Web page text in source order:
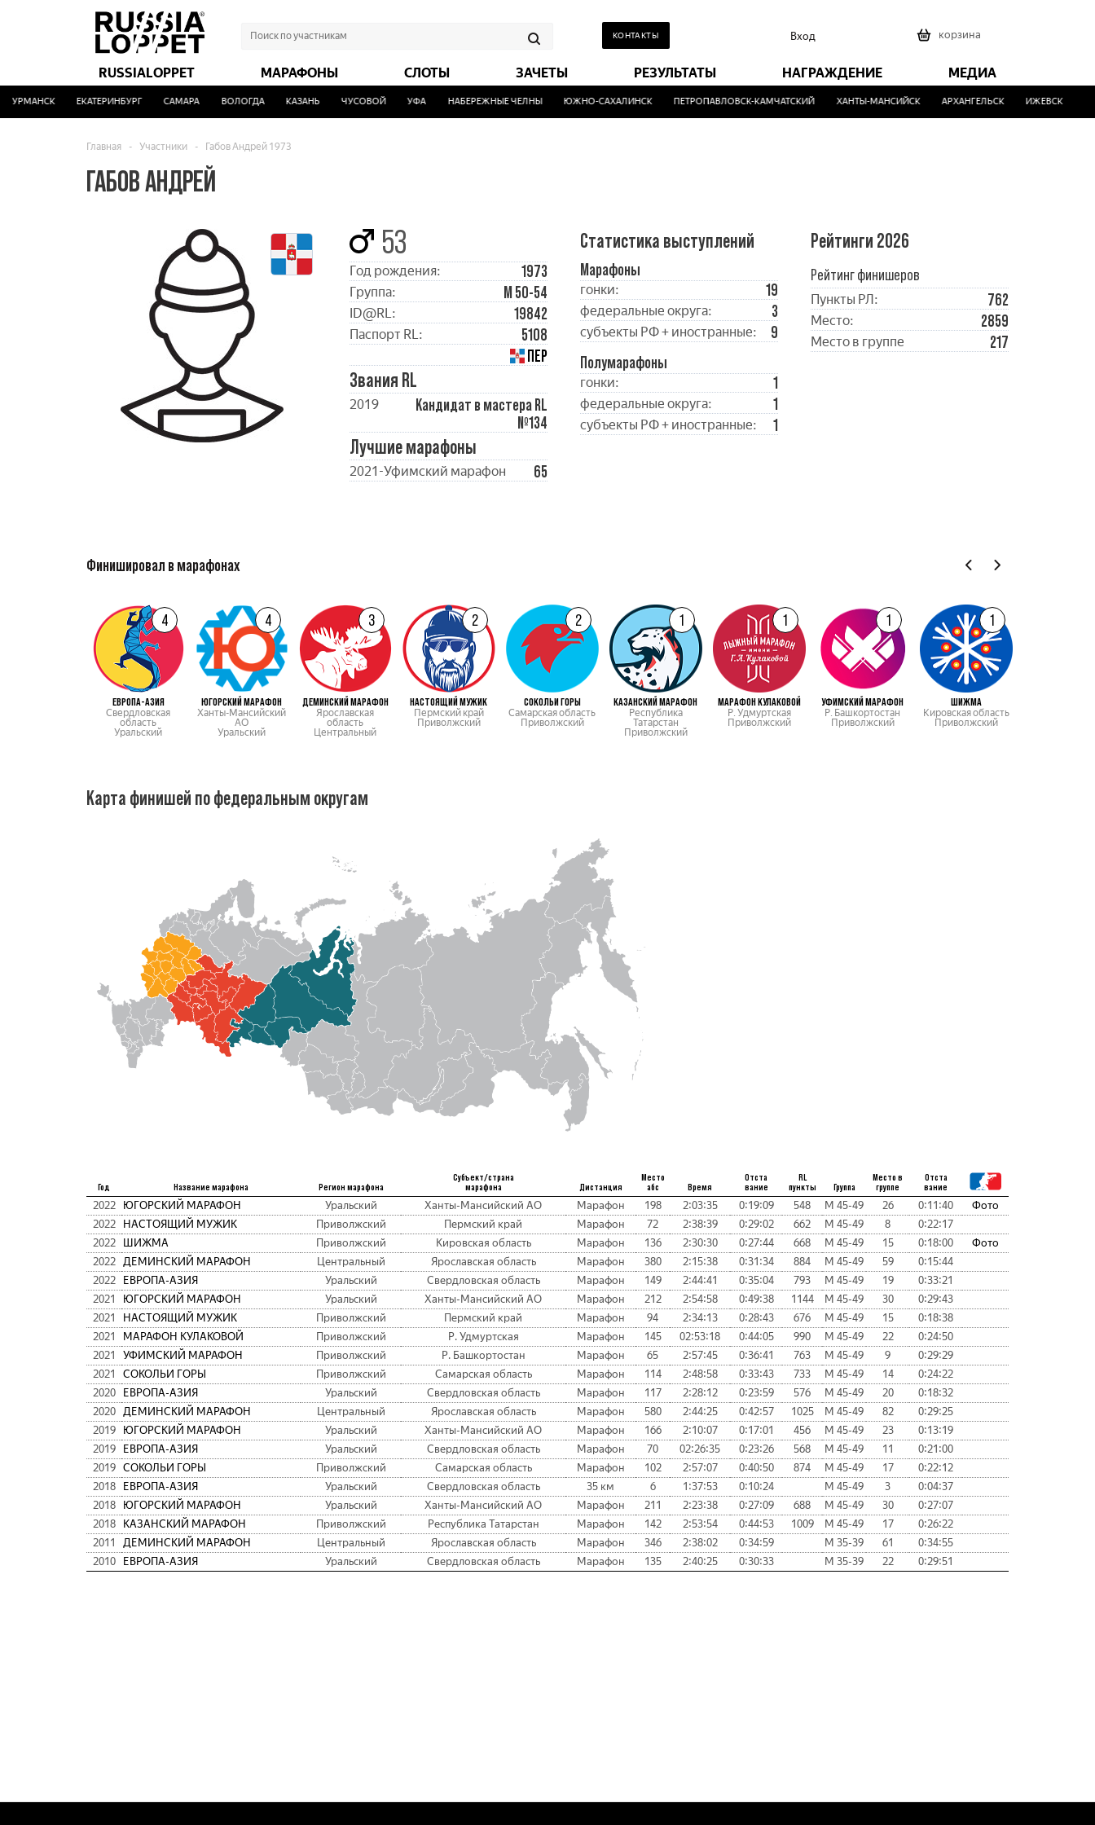
КОНТАКТЫ Вход корзина
RUSSIALOPPET МАРАФОНЫ СЛОТЫ ЗАЧЕТЫ РЕЗУЛЬТАТЫ НАГРАЖДЕНИЕ МЕДИА
ЕКАТЕРИНБУРГ САМАРА ВОЛОГДА КАЗАНЬ ЧУСОВОЙ УФА НАБЕРЕЖНЫЕ ЧЕЛНЫ ЮЖНО-САХАЛИНСК ПЕТРОПАВЛОВСК-КАМЧАТСКИЙ ХАНТЫ-МАНСИЙСК АРХАНГЕЛЬСК ИЖЕВСК
Главная - Участники - Габов Андрей 1973
ГАБОВ АНДРЕЙ
53
Год рождения: 1973
Группа: М 50-54
ID@RL: 19842
Паспорт RL:
5108
ПЕР
Звания RL
2019
Кандидат в мастера RL
№134
Лучшие марафоны
2021-Уфимский марафон 65
Статистика выступлений
Марафоны
гонки: 19
федеральные округа: 3
субъекты РФ + иностранные:
9
Полумарафоны
гонки: 1
федеральные округа: 1
субъекты РФ + иностранные: 1
Рейтинги 2026
Рейтинг финишеров
Пункты РЛ: 762
Место: 2859
Место в группе 217
Финишировал в марафонах
4
ЕВРОПА-АЗИЯ
Свердловская
область
Уральский
4
ЮГОРСКИЙ МАРАФОН
Ханты-Мансийский
АО
Уральский
3
ДЕМИНСКИЙ МАРАФОН
Ярославская
область
Центральный
2
НАСТОЯЩИЙ МУЖИК
Пермский край
Приволжский
2
СОКОЛЬИ ГОРЫ
Самарская область
Приволжский
1
КАЗАНСКИЙ МАРАФОН
Республика
Татарстан
Приволжский
1
МАРАФОН КУЛАКОВОЙ
Р. Удмуртская
Приволжский
1
УФИМСКИЙ МАРАФОН
Р. Башкортостан
Приволжский
1
ШИЖМА
Кировская область
Приволжский
Карта финишей по федеральным округам
Год Название марафона Регион марафона
Субъект/страна
марафона
Дистанция
Место
абс
Время
Отста
вание
RL
пункты
Группа
Место в
группе
Отста
вание
2022 ЮГОРСКИЙ МАРАФОН Уральский Ханты-Мансийский АО Марафон 198 2:03:35 0:19:09 548 М 45-49 26 0:11:40
Фото
2022
НАСТОЯЩИЙ МУЖИК Приволжский Пермский край Марафон 72 2:38:39 0:29:02 662 М 45-49 8
0:22:17
2022
ШИЖМА Приволжский Кировская область Марафон 136 2:30:30 0:27:44 668 М 45-49 15 0:18:00
Фото
2022
ДЕМИНСКИЙ МАРАФОН Центральный Ярославская область Марафон 380 2:15:38 0:31:34 884 М 45-49 59
0:15:44
2022
ЕВРОПА-АЗИЯ Уральский Свердловская область Марафон 149 2:44:41 0:35:04 793 М 45-49 19
0:33:21
2021
ЮГОРСКИЙ МАРАФОН Уральский Ханты-Мансийский АО Марафон 212 2:54:58 0:49:38 1144 М 45-49 30
0:29:43
2021
НАСТОЯЩИЙ МУЖИК Приволжский Пермский край Марафон 94 2:34:13 0:28:43 676 М 45-49 15
0:18:38
2021
МАРАФОН КУЛАКОВОЙ Приволжский Р. Удмуртская Марафон 145 02:53:18 0:44:05 990 М 45-49 22
0:24:50
2021
УФИМСКИЙ МАРАФОН Приволжский Р. Башкортостан Марафон 65 2:57:45 0:36:41 763 М 45-49 9
0:29:29
2021
СОКОЛЬИ ГОРЫ Приволжский Самарская область Марафон 114 2:48:58 0:33:43 733 М 45-49 14
0:24:22
2020
ЕВРОПА-АЗИЯ Уральский Свердловская область Марафон 117 2:28:12 0:23:59 576 М 45-49 20
0:18:32
2020
ДЕМИНСКИЙ МАРАФОН Центральный Ярославская область Марафон 580 2:44:25 0:42:57 1025 М 45-49 82
0:29:25
2019
ЮГОРСКИЙ МАРАФОН Уральский Ханты-Мансийский АО Марафон 166 2:10:07 0:17:01 456 М 45-49 23
0:13:19
2019
ЕВРОПА-АЗИЯ Уральский Свердловская область Марафон 70 02:26:35 0:23:26 568 М 45-49 11
0:21:00
2019
СОКОЛЬИ ГОРЫ Приволжский Самарская область Марафон 102 2:57:07 0:40:50 874 М 45-49 17
0:22:12
2018
ЕВРОПА-АЗИЯ Уральский Свердловская область 35 км 6 1:37:53 0:10:24 М 45-49 3
0:04:37
2018
ЮГОРСКИЙ МАРАФОН Уральский Ханты-Мансийский АО Марафон 211 2:23:38 0:27:09 688 М 45-49 30
0:27:07
2018
КАЗАНСКИЙ МАРАФОН Приволжский Республика Татарстан Марафон 142 2:53:54 0:44:53 1009 М 45-49 17
0:26:22
2011
ДЕМИНСКИЙ МАРАФОН Центральный Ярославская область Марафон 346 2:38:02 0:34:59 М 35-39 61
0:34:55
2010
ЕВРОПА-АЗИЯ Уральский Свердловская область Марафон 135 2:40:25 0:30:33 М 35-39 22 0:29:51